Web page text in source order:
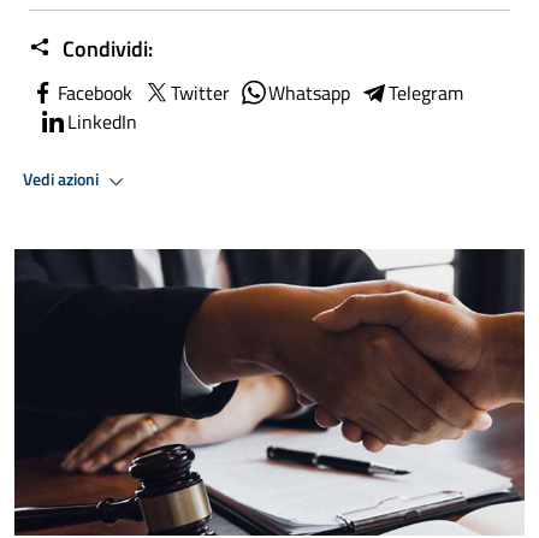
Condividi:
Facebook Twitter Whatsapp
Telegram
LinkedIn
Vedi azioni